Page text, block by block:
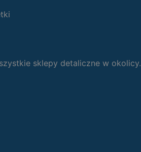
sklepy detaliczne w okolicy.